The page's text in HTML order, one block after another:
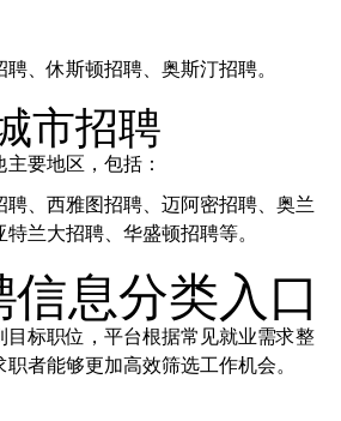
、休斯顿招聘、奥斯汀招聘。
市招聘
要地区，包括：
、西雅图招聘、迈阿密招聘、奥兰
兰大招聘、华盛顿招聘等。
息分类入口
目标职位，平台根据常见就业需求整
者能够更加高效筛选工作机会。